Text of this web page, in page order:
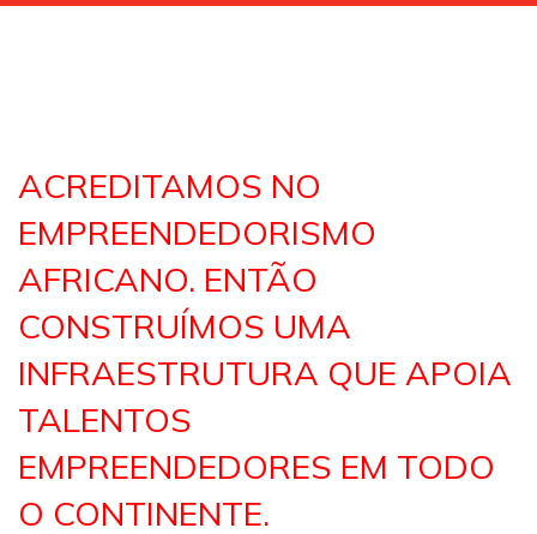
ACREDITAMOS NO
EMPREENDEDORISMO
AFRICANO. ENTÃO
CONSTRUÍMOS UMA
INFRAESTRUTURA QUE APOIA
TALENTOS
EMPREENDEDORES EM TODO
O CONTINENTE.